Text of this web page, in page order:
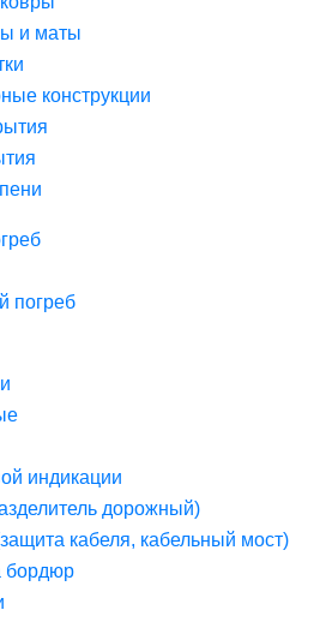
и маты
конструкции
погреб
индикации
дорожный)
кабеля, кабельный мост)
бордюр